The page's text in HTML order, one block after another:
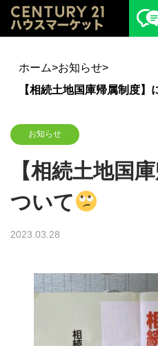
ホーム>お知らせ>
【相続土地国庫帰属制度】
お知らせ
【相続土地国
ついて
2023.03.28